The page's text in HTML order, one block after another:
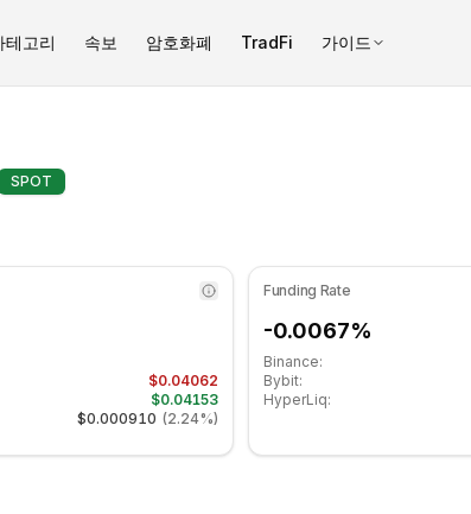
테고리 속보 암호화폐 TradFi 가이드
준입니다 중립 구간에 있습니다. 일간 추세는 하락
기술적 지표 - COINOTAG
SPOT
$0.04062
$0.04153
$0.000910 (2.24%)
Funding Rate
-0.0067%
Binance:
Bybit:
HyperLiq: